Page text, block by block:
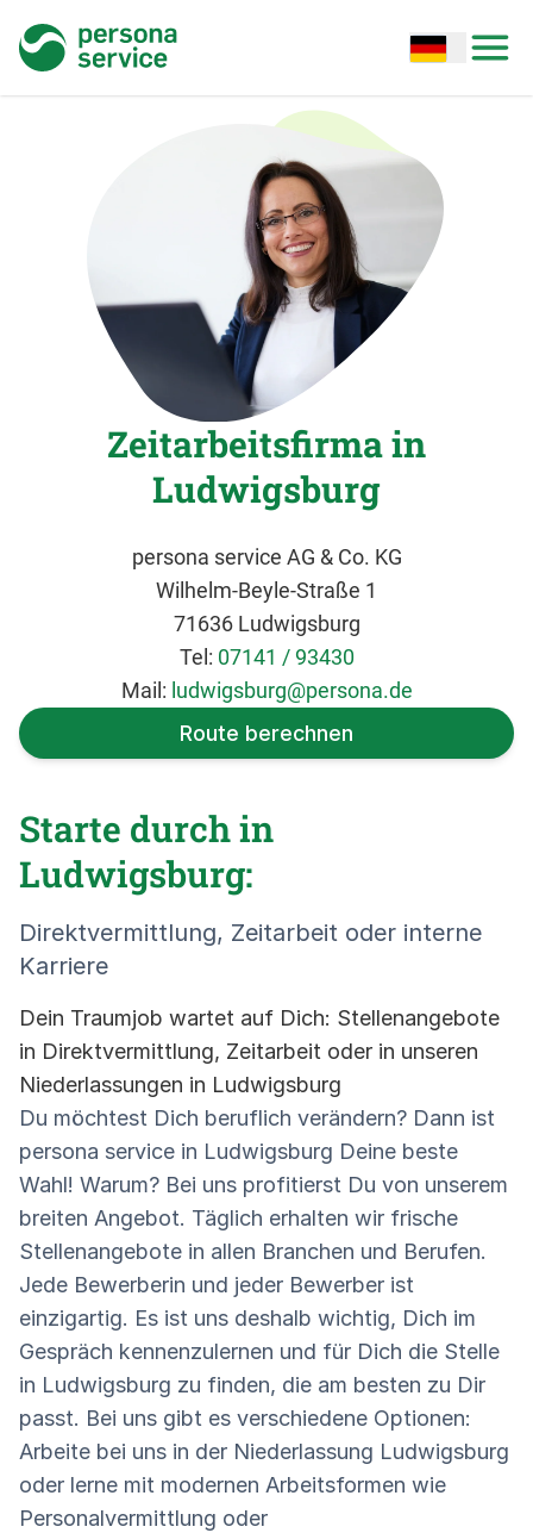
persona service Open options
Zeitarbeitsfirma in
Ludwigsburg
persona service AG & Co. KG
Wilhelm-Beyle-Straße 1
71636 Ludwigsburg
Tel: 07141 / 93430
Mail: ludwigsburg@persona.de
Route berechnen
Starte durch in
Ludwigsburg:
Direktvermittlung, Zeitarbeit oder interne
Karriere
Dein Traumjob wartet auf Dich: Stellenangebote
in Direktvermittlung, Zeitarbeit oder in unseren
Niederlassungen in Ludwigsburg
Du möchtest Dich beruflich verändern? Dann ist
persona service in Ludwigsburg Deine beste
Wahl! Warum? Bei uns profitierst Du von unserem
breiten Angebot. Täglich erhalten wir frische
Stellenangebote in allen Branchen und Berufen.
Jede Bewerberin und jeder Bewerber ist
einzigartig. Es ist uns deshalb wichtig, Dich im
Gespräch kennenzulernen und für Dich die Stelle
in Ludwigsburg zu finden, die am besten zu Dir
passt. Bei uns gibt es verschiedene Optionen:
Arbeite bei uns in der Niederlassung Ludwigsburg
oder lerne mit modernen Arbeitsformen wie
Personalvermittlung oder